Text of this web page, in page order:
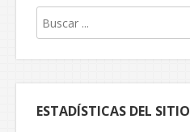
ESTADÍSTICAS DEL SITIO